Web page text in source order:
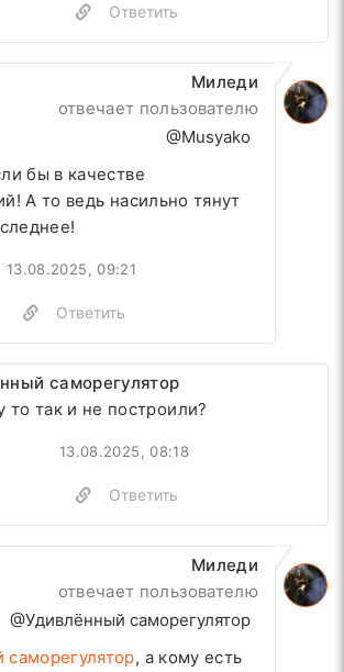
Ответить
Миледи
отвечает пользователю
@Musyako
бы в качестве
А то ведь насильно тянут
Ответить
13.08.2025, 09:21
саморегулятор
то так и не построили?
13.08.2025, 08:18
Ответить
Миледи
отвечает пользователю
@Удивлённый саморегулятор
, а кому есть